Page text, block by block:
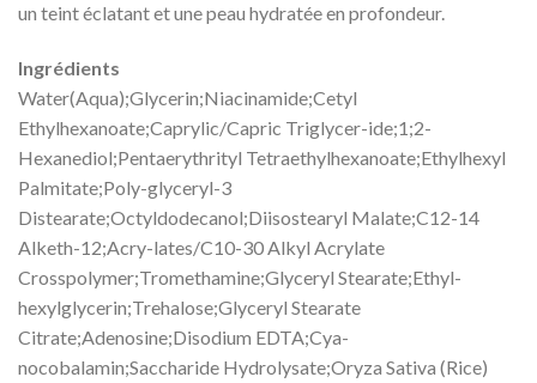
un teint éclatant et une peau hydratée en profondeur.
Ingrédients
Water(Aqua);Glycerin;Niacinamide;Cetyl
Ethylhexanoate;Caprylic/Capric Triglycer-ide;1;2-
Hexanediol;Pentaerythrityl Tetraethylhexanoate;Ethylhexyl
Palmitate;Poly-glyceryl-3
Distearate;Octyldodecanol;Diisostearyl Malate;C12-14
Alketh-12;Acry-lates/C10-30 Alkyl Acrylate
Crosspolymer;Tromethamine;Glyceryl Stearate;Ethyl-
hexylglycerin;Trehalose;Glyceryl Stearate
Citrate;Adenosine;Disodium EDTA;Cya-
nocobalamin;Saccharide Hydrolysate;Oryza Sativa (Rice)